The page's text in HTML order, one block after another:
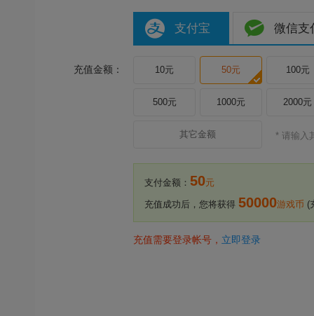
支付宝 微信支
充值金额： 10元 50元 100元
500元 1000元 2000元
* 请输入
支付金额： 50元
充值成功后，您将获得 50000游戏币 (
充值需要登录帐号， 立即登录